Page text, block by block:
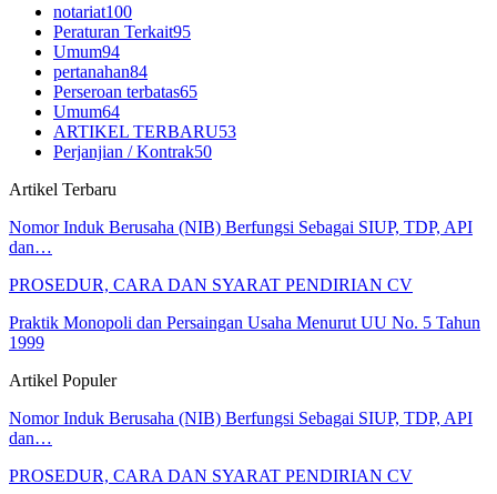
notariat100
Peraturan Terkait95
Umum94
pertanahan84
Perseroan terbatas65
Umum64
ARTIKEL TERBARU53
Perjanjian / Kontrak50
Artikel Terbaru
Nomor Induk Berusaha (NIB) Berfungsi Sebagai SIUP, TDP, API
dan…
PROSEDUR, CARA DAN SYARAT PENDIRIAN CV
Praktik Monopoli dan Persaingan Usaha Menurut UU No. 5 Tahun
1999
Artikel Populer
Nomor Induk Berusaha (NIB) Berfungsi Sebagai SIUP, TDP, API
dan…
PROSEDUR, CARA DAN SYARAT PENDIRIAN CV